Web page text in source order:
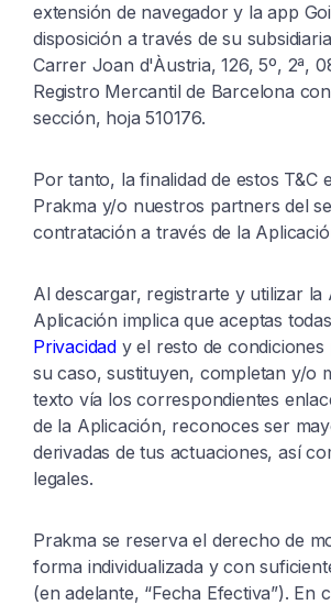
extensión de navegador y la app
disposición a través de su
Carrer Joan d'Àustria, 126, 5º, 2ª,
Registro Mercantil de Barcelona
sección, hoja 510176.
Por tanto, la finalidad de estos
Prakma y/o nuestros partners del
contratación a través de la
Al descargar, registrarte y utilizar
Aplicación implica que aceptas
Privacidad y el resto de
su caso, sustituyen, completan y/o
texto vía los correspondientes
de la Aplicación, reconoces ser
derivadas de tus actuaciones, así
legales.
Prakma se reserva el derecho de
forma individualizada y con
(en adelante, “Fecha Efectiva”).